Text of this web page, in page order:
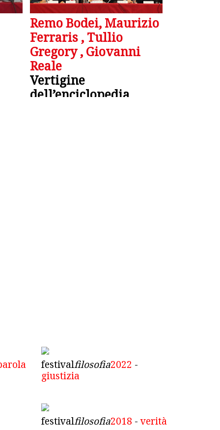
Remo Bodei, Maurizio
Ferraris , Tullio
Gregory , Giovanni
Reale
Vertigine
dell’enciclopedia
festivalfilosofia2022 -
giustizia
festivalfilosofia2018 -verità